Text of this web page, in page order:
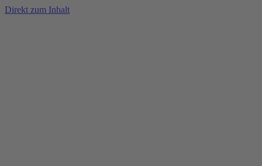
Direkt zum Inhalt